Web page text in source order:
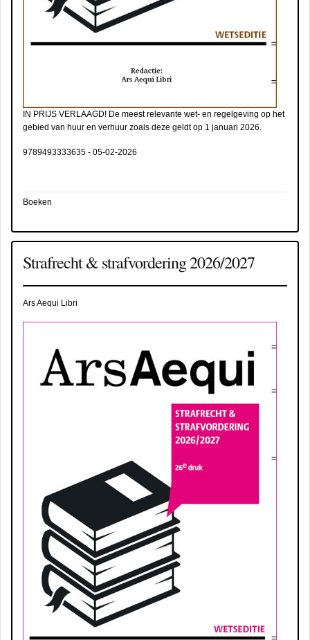
IN PRIJS VERLAAGD! De meest relevante wet- en regelgeving op het
gebied van huur en verhuur zoals deze geldt op 1 januari 2026.
9789493333635 - 05-02-2026
Boeken
Strafrecht & strafvordering 2026/2027
Ars Aequi Libri